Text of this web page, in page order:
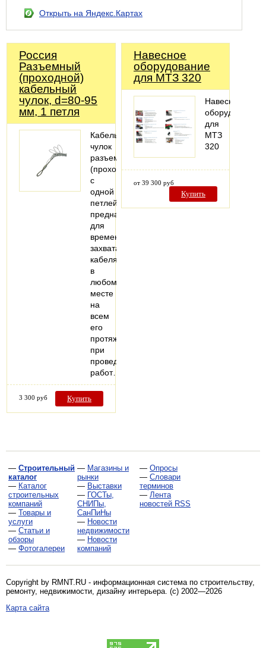
Открыть на Яндекс.Картах
Россия
Разъемный
(проходной)
кабельный
чулок, d=80-95
мм, 1 петля
Кабельный
чулок
разъемный
(проходной)
с
одной
петлей
предназначен
для
временного
захвата
кабеля
в
любом
месте
на
всем
его
протяжении
при
проведении
работ…
3 300 руб Купить
Навесное
оборудование
для МТЗ 320
Навесное
оборудование
для
МТЗ
320
от 39 300 руб
Купить
— Строительный
каталог
— Каталог
строительных
компаний
— Товары и
услуги
— Статьи и
обзоры
— Фотогалереи
— Магазины и
рынки
— Выставки
— ГОСТы,
СНИПы,
СанПиНы
— Новости
недвижимости
— Новости
компаний
— Опросы
— Словари
терминов
— Лента
новостей RSS
Copyright by RMNT.RU - информационная система по строительству,
ремонту, недвижимости, дизайну интерьера. (c) 2002—2026
Карта сайта